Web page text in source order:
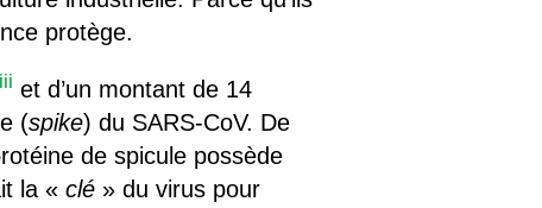
protège.
iii et d’un montant de 14
(spike) du SARS-CoV. De
de spicule possède
la « clé » du virus pour